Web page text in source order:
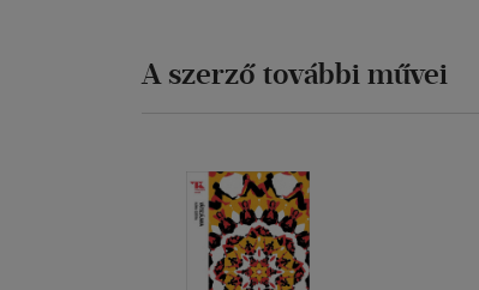
A szerző további művei